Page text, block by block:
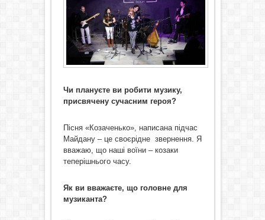
Чи плануєте ви робити музику,
присвячену сучасним героя?
Пісня «Козаченько», написана підчас
Майдану – це своєрідне звернення. Я
вважаю, що наші воїни – козаки
теперішнього часу.
Як ви вважаєте, що головне для
музиканта?